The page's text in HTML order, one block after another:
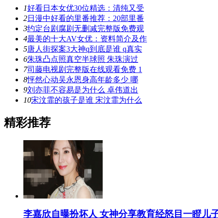
1好看日本女优30位精选：清纯又受
2日漫中好看的里番推荐：20部里番
3约定台剧腐剧无删减完整版免费观
4最美的十大AV女优：资料简介及作
5唐人街探案3大神q到底是谁 q真实
6朱珠凸点照真空半球照 朱珠演过
7司藤电视剧完整版在线观看免费 1
8怦然心动吴永恩身高年龄多少 哪
9刘亦菲不容易是为什么 卓伟道出
10宋汶霏的孩子是谁 宋汶霏为什么
精彩推荐
李嘉欣自曝扮坏人 女神分享教育经怒目一瞪儿